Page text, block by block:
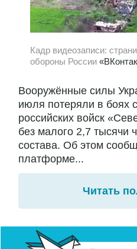
Кадр видеозаписи:
обороны России
Вооружённые силы
июля потеряли в боях
российских войск
без малого 2,7 тысячи
состава. Об этом
платформе...
Читать